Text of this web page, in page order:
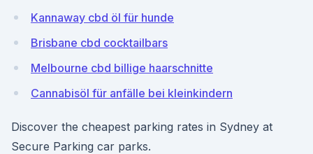
Kannaway cbd öl für hunde
Brisbane cbd cocktailbars
Melbourne cbd billige haarschnitte
Cannabisöl für anfälle bei kleinkindern
Discover the cheapest parking rates in Sydney at
Secure Parking car parks.